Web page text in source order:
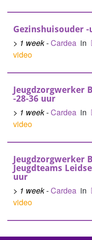
Gezinshuisouder
> 1 week-Cardea in
video
Jeugdzorgwerker
-28-36 uur
> 1 week-Cardea in
video
Jeugdzorgwerker
Jeugdteams
uur
> 1 week-Cardea in
video